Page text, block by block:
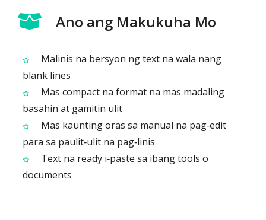
Ano ang Makukuha Mo
Malinis na bersyon ng text na wala nang
blank lines
Mas compact na format na mas madaling
basahin at gamitin ulit
Mas kaunting oras sa manual na pag‑edit
para sa paulit‑ulit na pag‑linis
Text na ready i‑paste sa ibang tools o
documents